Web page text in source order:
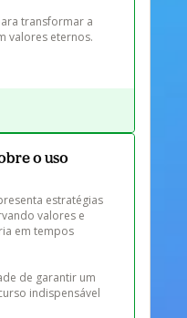
transformar a
valores eternos.
o uso
estratégias
valores e
em tempos
de garantir um
indispensável